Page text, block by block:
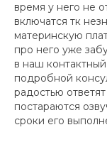
время у него не
включатся тк
материнскую
про него уже
в наш
подробной
радостью
постараются
сроки его